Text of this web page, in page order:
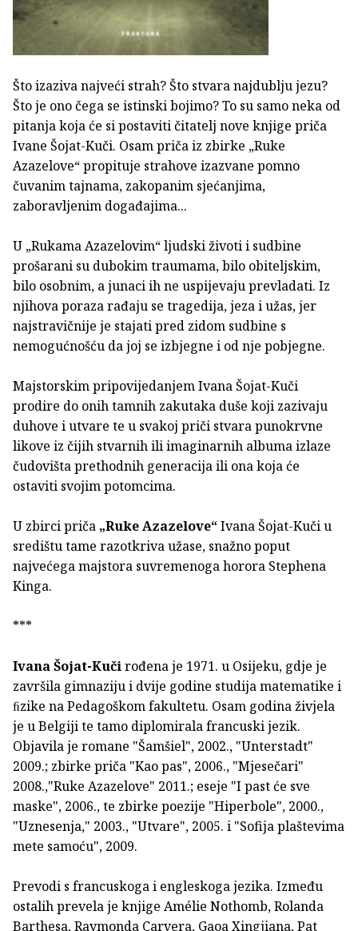
Što izaziva najveći strah? Što stvara najdublju jezu?
Što je ono čega se istinski bojimo? To su samo neka od
pitanja koja će si postaviti čitatelj nove knjige priča
Ivane Šojat-Kuči. Osam priča iz zbirke „Ruke
Azazelove“ propituje strahove izazvane pomno
čuvanim tajnama, zakopanim sjećanjima,
zaboravljenim događajima...
U „Rukama Azazelovim“ ljudski životi i sudbine
prošarani su dubokim traumama, bilo obiteljskim,
bilo osobnim, a junaci ih ne uspijevaju prevladati. Iz
njihova poraza rađaju se tragedija, jeza i užas, jer
najstravičnije je stajati pred zidom sudbine s
nemogućnošću da joj se izbjegne i od nje pobjegne.
Majstorskim pripovijedanjem Ivana Šojat-Kuči
prodire do onih tamnih zakutaka duše koji zazivaju
duhove i utvare te u svakoj priči stvara punokrvne
likove iz čijih stvarnih ili imaginarnih albuma izlaze
čudovišta prethodnih generacija ili ona koja će
ostaviti svojim potomcima.
U zbirci priča „Ruke Azazelove“Ivana Šojat-Kuči u
središtu tame razotkriva užase, snažno poput
najvećega majstora suvremenoga horora Stephena
Kinga.
***
Ivana Šojat-Kučirođena je 1971. u Osijeku, gdje je
za­vršila gimnaziju i dvije godine studija matematike i
ﬁzike na Pedagoškom fakultetu. Osam godina živjela
je u Belgiji te tamo diplomirala francuski jezik.
Objavila je romane "Šamšiel", 2002., "Unterstadt"
2009.; zbirke priča "Kao pas", 2006., "Mjesečari"
2008.,"Ruke Azazelove" 2011.; eseje "I past će sve
maske", 2006., te zbirke poezije "Hiperbole", 2000.,
"Uznesenja," 2003., "Utvare", 2005. i "Sofija plaštevima
mete samoću", 2009.
Prevodi s francuskoga i engleskoga jezika. Između
ostalih prevela je knjige Amélie Nothomb, Rolanda
Barthesa, Raymonda Carvera, Gaoa Xingjiana, Pat